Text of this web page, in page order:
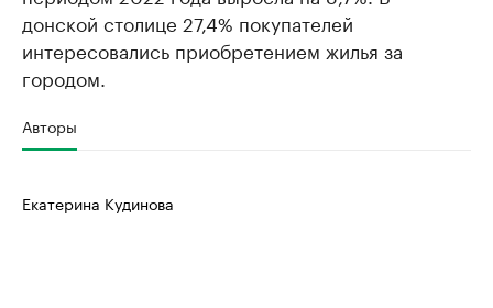
донской столице 27,4% покупателей
интересовались приобретением жилья за
городом.
Авторы
Екатерина Кудинова